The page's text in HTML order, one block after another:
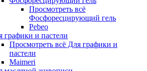
Просмотреть всё
Фосфоресцирующий гель
Pebeo
графики и пастели
Просмотреть всё Для графики и
пастели
Maimeri